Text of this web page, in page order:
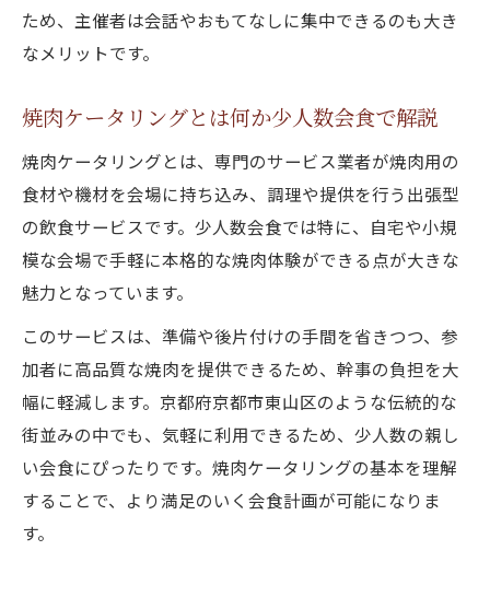
ため、主催者は会話やおもてなしに集中できるのも大き
なメリットです。
焼肉ケータリングとは何か少人数会食で解説
焼肉ケータリングとは、専門のサービス業者が焼肉用の
食材や機材を会場に持ち込み、調理や提供を行う出張型
の飲食サービスです。少人数会食では特に、自宅や小規
模な会場で手軽に本格的な焼肉体験ができる点が大きな
魅力となっています。
このサービスは、準備や後片付けの手間を省きつつ、参
加者に高品質な焼肉を提供できるため、幹事の負担を大
幅に軽減します。京都府京都市東山区のような伝統的な
街並みの中でも、気軽に利用できるため、少人数の親し
い会食にぴったりです。焼肉ケータリングの基本を理解
することで、より満足のいく会食計画が可能になりま
す。